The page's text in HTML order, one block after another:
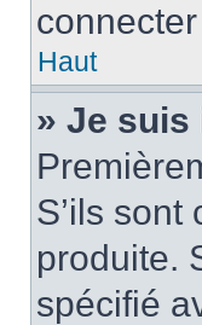
Haut
» Je suis
S’ils
produite.
spécifié